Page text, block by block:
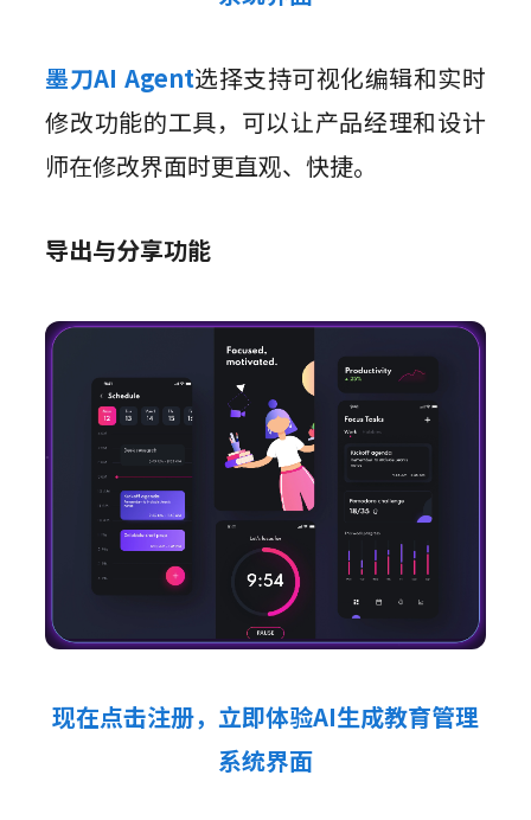
墨刀AI Agent选择支持可视化编辑和实时
修改功能的工具，可以让产品经理和设计
师在修改界面时更直观、快捷。
导出与分享功能
现在点击注册，立即体验AI生成教育管理
系统界面